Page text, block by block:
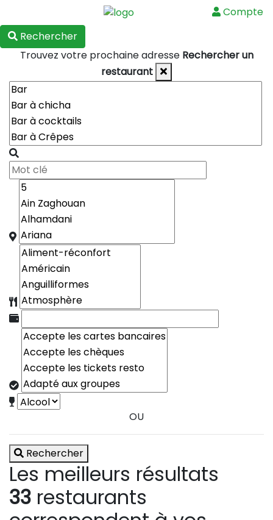
Compte
Rechercher
Trouvez votre prochaine adresse Rechercher un
restaurant
OU
Rechercher
Les meilleurs résultats
33 restaurants